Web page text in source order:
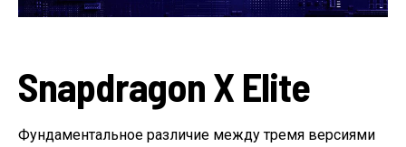
Snapdragon X Elite
Фундаментальное различие между тремя версиями